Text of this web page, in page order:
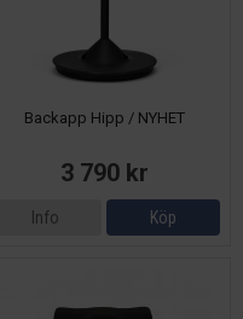
Backapp Hipp / NYHET
3 790 kr
Info Köp